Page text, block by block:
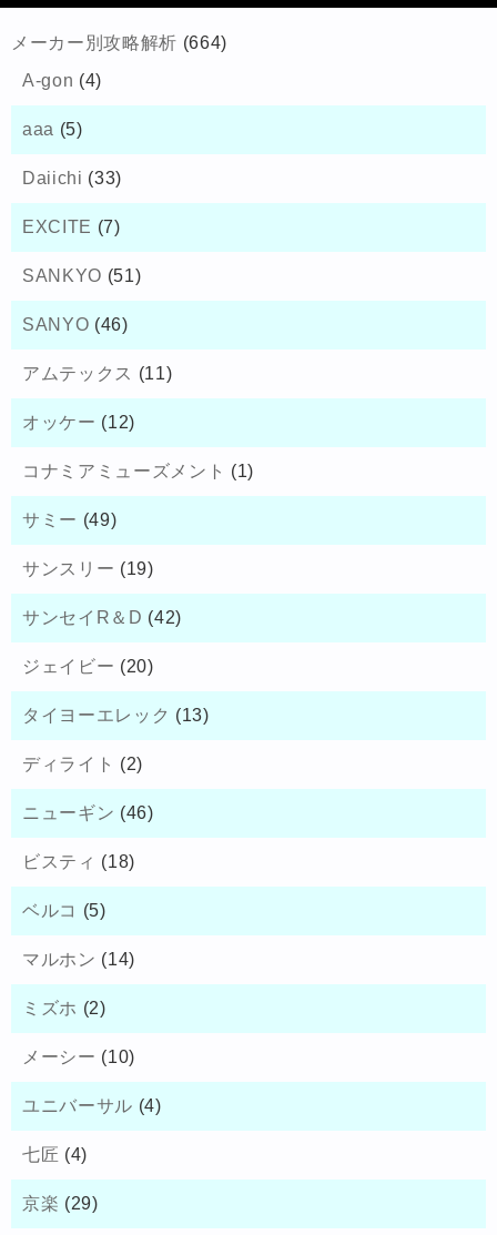
メーカー別攻略解析 (664)
A-gon (4)
aaa (5)
Daiichi (33)
EXCITE (7)
SANKYO (51)
SANYO (46)
アムテックス (11)
オッケー (12)
コナミアミューズメント (1)
サミー (49)
サンスリー (19)
サンセイR＆D (42)
ジェイビー (20)
タイヨーエレック (13)
ディライト (2)
ニューギン (46)
ビスティ (18)
ベルコ (5)
マルホン (14)
ミズホ (2)
メーシー (10)
ユニバーサル (4)
七匠 (4)
京楽 (29)